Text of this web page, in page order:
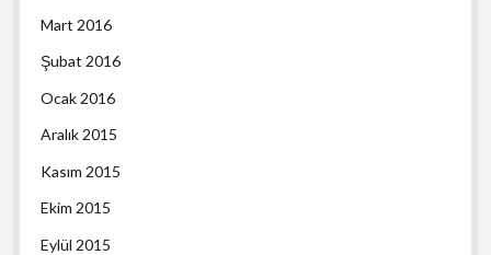
Mart 2016
Şubat 2016
Ocak 2016
Aralık 2015
Kasım 2015
Ekim 2015
Eylül 2015